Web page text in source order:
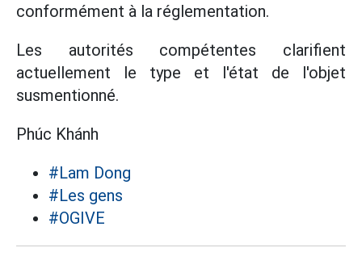
conformément à la réglementation.
Les autorités compétentes clarifient
actuellement le type et l'état de l'objet
susmentionné.
Phúc Khánh
#Lam Dong
#Les gens
#OGIVE